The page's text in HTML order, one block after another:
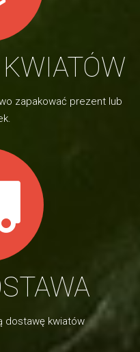
zapakować prezent lub
dostawę kwiatów